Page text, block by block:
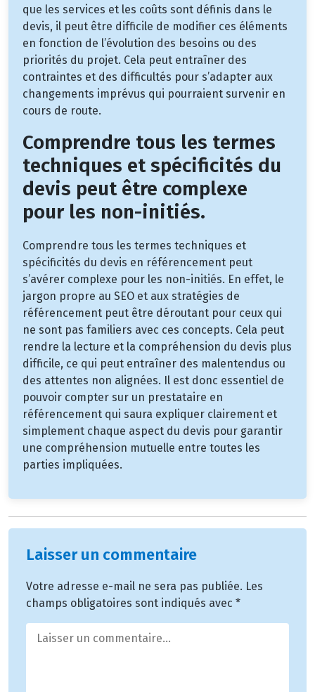
que les services et les coûts sont définis dans le
devis, il peut être difficile de modifier ces éléments
en fonction de l’évolution des besoins ou des
priorités du projet. Cela peut entraîner des
contraintes et des difficultés pour s’adapter aux
changements imprévus qui pourraient survenir en
cours de route.
Comprendre tous les termes
techniques et spécificités du
devis peut être complexe
pour les non-initiés.
Comprendre tous les termes techniques et
spécificités du devis en référencement peut
s’avérer complexe pour les non-initiés. En effet, le
jargon propre au SEO et aux stratégies de
référencement peut être déroutant pour ceux qui
ne sont pas familiers avec ces concepts. Cela peut
rendre la lecture et la compréhension du devis plus
difficile, ce qui peut entraîner des malentendus ou
des attentes non alignées. Il est donc essentiel de
pouvoir compter sur un prestataire en
référencement qui saura expliquer clairement et
simplement chaque aspect du devis pour garantir
une compréhension mutuelle entre toutes les
parties impliquées.
Laisser un commentaire
Votre adresse e-mail ne sera pas publiée. Les
champs obligatoires sont indiqués avec *